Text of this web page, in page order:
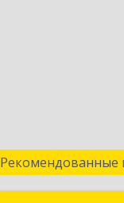
Рекомендованные